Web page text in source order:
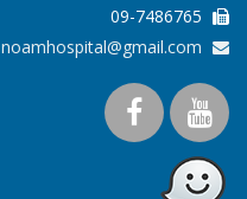
09-7486765
noamhospital@gmail.com